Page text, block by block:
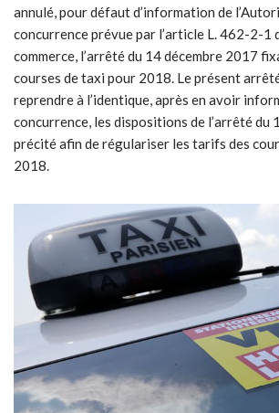
annulé, pour défaut d’information de
concurrence prévue par l’article L. 462-2-1
commerce, l’arrêté du 14 décembre 2017
courses de taxi pour 2018. Le présent
reprendre à l’identique, après en avoir
concurrence, les dispositions de l’arrêté du
précité afin de régulariser les tarifs des
2018.